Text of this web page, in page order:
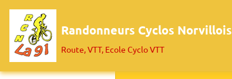
Randonneurs Cyclos Norvillois
Route, VTT, Ecole Cyclo VTT